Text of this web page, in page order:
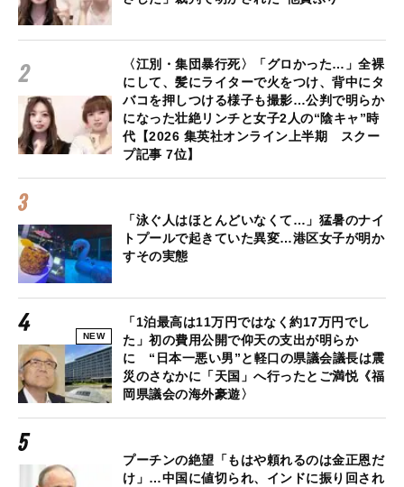
〈江別・集団暴行死〉「グロかった…」全裸
にして、髪にライターで火をつけ、背中にタ
バコを押しつける様子も撮影…公判で明らか
になった壮絶リンチと女子2人の“陰キャ”時
代【2026 集英社オンライン上半期 スクー
プ記事 7位】
「泳ぐ人はほとんどいなくて…」猛暑のナイ
トプールで起きていた異変…港区女子が明か
すその実態
NEW
「1泊最高は11万円ではなく約17万円でし
た」初の費用公開で仰天の支出が明らか
に “日本一悪い男”と軽口の県議会議長は震
災のさなかに「天国」へ行ったとご満悦《福
岡県議会の海外豪遊〉
プーチンの絶望「もはや頼れるのは金正恩だ
け」…中国に値切られ、インドに振り回され